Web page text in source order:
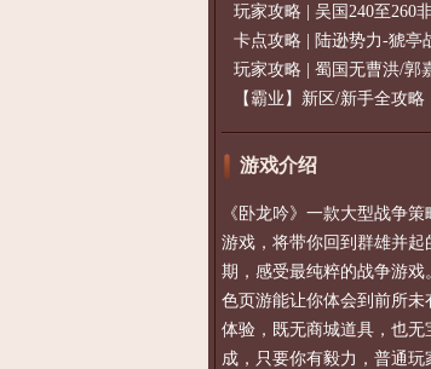
游戏介绍
《卧龙吟》一款大型战争策
游戏，将带你回到群雄并起
期，感受最纯粹的战争游戏
色页游能让你体会到前所未
体验，既无商城道具，也无
成，只要你有毅力，普通玩